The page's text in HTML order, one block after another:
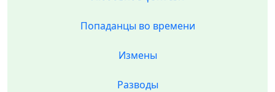
Попаданцы во времени
Измены
Разводы